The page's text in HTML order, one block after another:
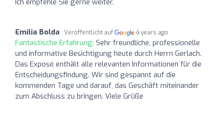
Emilia Bolda Veröffentlicht auf 4 years ago
Fantastische Erfahrung: Sehr freundliche, professionelle
und informative Besichtigung heute durch Herrn Gerlach.
Das Exposé enthält alle relevanten Informationen für die
Entscheidungsfindung. Wir sind gespannt auf die
kommenden Tage und darauf, das Geschäft miteinander
zum Abschluss zu bringen. Viele Grüße